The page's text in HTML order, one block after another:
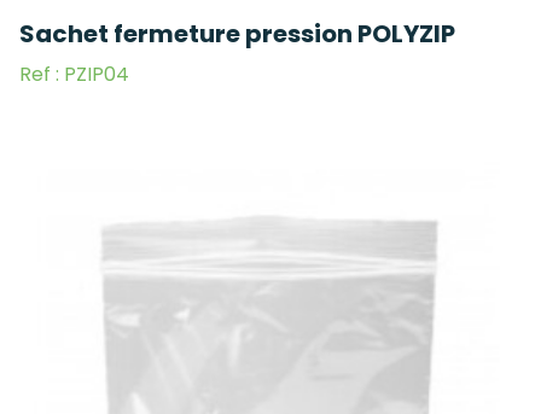
Sachet fermeture pression POLYZIP
Ref : PZIP04